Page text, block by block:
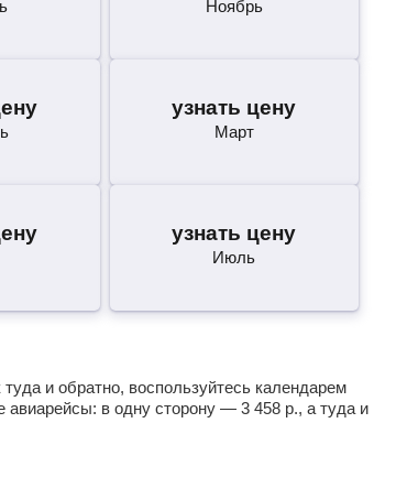
Ноябрь
узнать цену
Март
узнать цену
Июль
и обратно, воспользуйтесь календарем
авиарейсы: в одну сторону — 3 458 р., а туда и